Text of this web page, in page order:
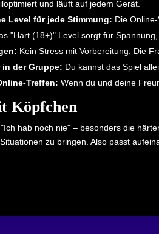
und läuft auf jedem Gerät.
Level für jede Stimmung: Die
"Hart (18+)" Level sorgt für
Kein Stress mit Vorbereitung. Die
der Gruppe: Du kannst das Spiel
Treffen: Wenn du und deine
Köpfchen
hab noch nie" – besonders die
zu bringen. Also passt